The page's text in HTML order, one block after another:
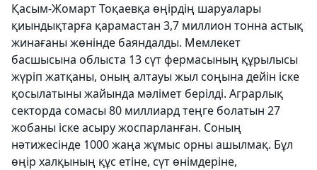
Қасым-Жомарт Тоқаевқа өңірдің шаруалары
қиындықтарға қарамастан 3,7 миллион тонна астық
жинағаны жөнінде баяндалды. Мемлекет
басшысына облыста 13 сүт фермасының құрылысы
жүріп жатқаны, оның алтауы жыл соңына дейін іске
қосылатыны жайында мәлімет берілді. Аграрлық
секторда сомасы 80 миллиард теңге болатын 27
жобаны іске асыру жоспарланған. Соның
нәтижесінде 1000 жаңа жұмыс орны ашылмақ. Бұл
өңір халқының құс етіне, сүт өнімдеріне,